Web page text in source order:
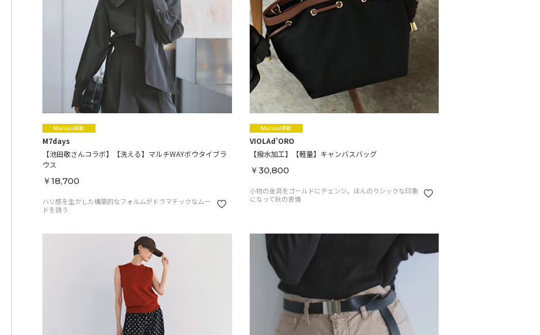
M7days
【池田敬さんコラボ】【洗える】マルチWAYボウタイブラ
ウス
￥18,700
ハリ感を生かした構築的なフォルムがドラマチックなムー
ドを誘う
VIOLAd’ORO
【撥水加工】【軽量】キャンバスバッグ
￥30,800
小物の金具をゴールドにチェンジ。ほんのりシックな印象
になって秋の表情